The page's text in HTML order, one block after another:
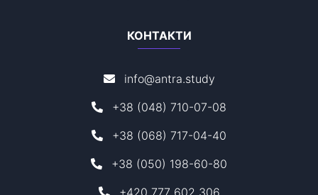
КОНТАКТИ
info@antra.study
+38 (048) 710-07-08
+38 (068) 717-04-40
+38 (050) 198-60-80
+420 777 602 306